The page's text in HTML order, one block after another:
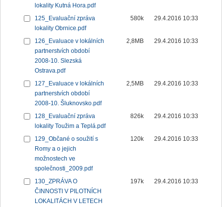
lokality Kutná Hora.pdf
125_Evaluační zpráva
lokality Obrnice.pdf
580k 29.4.2016 10:33
126_Evaluace v lokálních
partnerstvích období
2008-10. Slezská
Ostrava.pdf
2,8MB 29.4.2016 10:33
127_Evaluace v lokálních
partnerstvích období
2008-10. Šluknovsko.pdf
2,5MB 29.4.2016 10:33
128_Evaluační zpráva
lokality Toužim a Teplá.pdf
826k 29.4.2016 10:33
129_Občané o soužití s
Romy a o jejich
možnostech ve
společnosti_2009.pdf
120k 29.4.2016 10:33
130_ZPRÁVA O
ČINNOSTI V PILOTNÍCH
LOKALITÁCH V LETECH
197k 29.4.2016 10:33